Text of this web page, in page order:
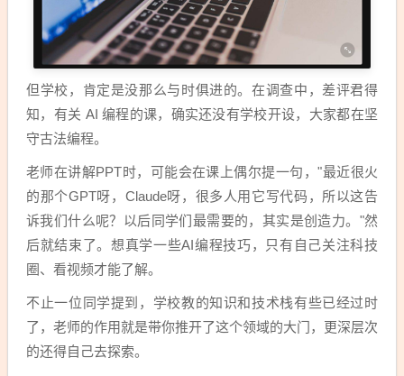
但学校，肯定是没那么与时俱进的。在调查中，差评君得
知，有关 AI 编程的课，确实还没有学校开设，大家都在坚
守古法编程。
老师在讲解PPT时，可能会在课上偶尔提一句，"最近很火
的那个GPT呀，Claude呀，很多人用它写代码，所以这告
诉我们什么呢？以后同学们最需要的，其实是创造力。"然
后就结束了。想真学一些AI编程技巧，只有自己关注科技
圈、看视频才能了解。
不止一位同学提到，学校教的知识和技术栈有些已经过时
了，老师的作用就是带你推开了这个领域的大门，更深层次
的还得自己去探索。